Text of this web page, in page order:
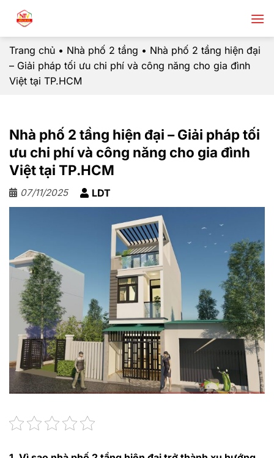
Chuyển
nội
dung
Trang chủ • Nhà phố 2 tầng • Nhà phố 2 tầng hiện đại
– Giải pháp tối ưu chi phí và công năng cho gia đình
Việt tại TP.HCM
Nhà phố 2 tầng hiện đại – Giải pháp tối
ưu chi phí và công năng cho gia đình
Việt tại TP.HCM
07/11/2025 LDT